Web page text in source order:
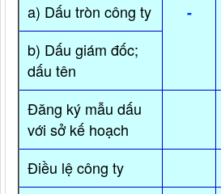
-
a) Dấu tròn công ty
b) Dấu giám đốc;
dấu tên
Đăng ký mẫu dấu
với sở kế hoạch
Điều lệ công ty